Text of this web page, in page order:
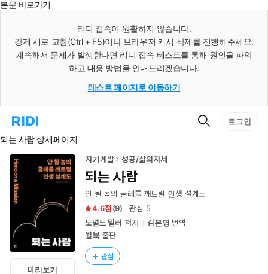
본문 바로가기
리디 접속이 원활하지 않습니다.
강제 새로 고침(Ctrl + F5)이나 브라우저 캐시 삭제를 진행해주세요.
계속해서 문제가 발생한다면 리디 접속 테스트를 통해 원인을 파악
하고 대응 방법을 안내드리겠습니다.
테스트 페이지로 이동하기
리
홈
로
이
동
검
로그인
되는 사람 상세페이지
미리보기
자기계발 성공/삶의자세
되는 사람
안 될 놈의 굴레를 깨트릴 인생 설계도
4.6
(9) 관심 5
도널드 밀러 저자 김은영 번역
윌북출판
관심